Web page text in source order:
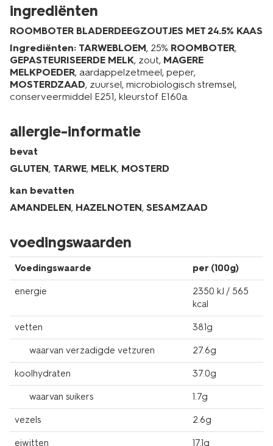
ingrediënten
ROOMBOTER BLADERDEEGZOUTJES MET 24.5% KAAS
Ingrediënten: TARWEBLOEM, 25% ROOMBOTER,
GEPASTEURISEERDE MELK, zout, MAGERE
MELKPOEDER, aardappelzetmeel, peper,
MOSTERDZAAD, zuursel, microbiologisch stremsel,
conserveermiddel E251, kleurstof E160a.
allergie-informatie
bevat
GLUTEN, TARWE, MELK, MOSTERD
kan bevatten
AMANDELEN, HAZELNOTEN, SESAMZAAD
voedingswaarden
Voedingswaarde per (100g)
energie
2350 kJ / 565
kcal
vetten 38.1g
waarvan verzadigde vetzuren 27.6g
koolhydraten 37.0g
waarvan suikers 1.7g
vezels 2.6g
eiwitten 17.1g